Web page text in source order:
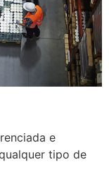
e
tipo de